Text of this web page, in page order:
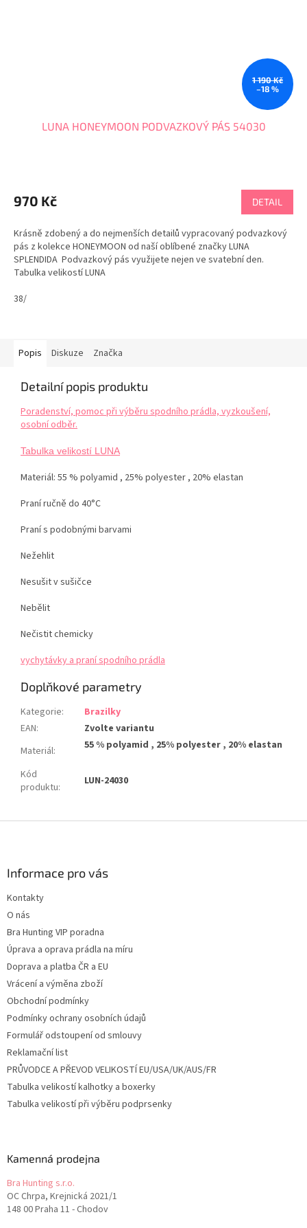
1 190 Kč
–18 %
LUNA HONEYMOON PODVAZKOVÝ PÁS 54030
970 Kč DETAIL
Krásně zdobený a do nejmenších detailů vypracovaný podvazkový
pás z kolekce HONEYMOON od naší oblíbené značky LUNA
SPLENDIDA Podvazkový pás využijete nejen ve svatební den.
Tabulka velikostí LUNA
38/
Popis Diskuze Značka
Detailní popis produktu
Poradenství, pomoc při výběru spodního prádla, vyzkoušení,
osobní odběr.
Tabulka velikostí LUNA
Materiál: 55 % polyamid , 25% polyester , 20% elastan
Praní ručně do 40°C
Praní s podobnými barvami
Nežehlit
Nesušit v sušičce
Nebělit
Nečistit chemicky
vychytávky a praní spodního prádla
Doplňkové parametry
Kategorie:
Brazilky
EAN:
Zvolte variantu
Materiál: 55 % polyamid , 25% polyester , 20% elastan
Kód
produktu: LUN-24030
Informace pro vás
Kontakty
O nás
Bra Hunting VIP poradna
Úprava a oprava prádla na míru
Doprava a platba ČR a EU
Vrácení a výměna zboží
Obchodní podmínky
Podmínky ochrany osobních údajů
Formulář odstoupení od smlouvy
Reklamační list
PRŮVODCE A PŘEVOD VELIKOSTÍ EU/USA/UK/AUS/FR
Tabulka velikostí kalhotky a boxerky
Tabulka velikostí při výběru podprsenky
Kamenná prodejna
Bra Hunting s.r.o.
OC Chrpa, Krejnická 2021/1
148 00 Praha 11 - Chodov